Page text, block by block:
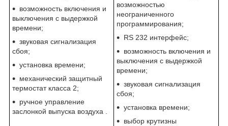
возможность включения и
выключения с выдержкой
времени;
звуковая сигнализация
сбоя;
установка времени;
механический защитный
термостат класса 2;
ручное управление
заслонкой выпуска воздуха .
возможностью
неограниченного
программирования;
RS 232 интерфейс;
возможность включения и
выключения с выдержкой
времени;
звуковая сигнализация
сбоя;
установка времени;
выбор крутизны